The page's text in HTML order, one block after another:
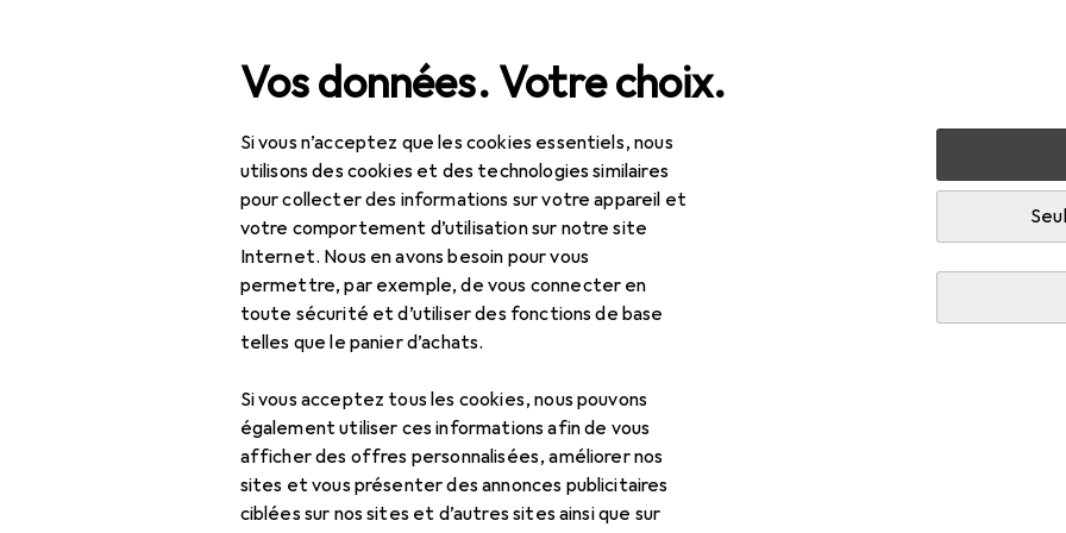
Vos données. Votre choix.
Si vous n’acceptez que les cookies essentiels, nous
utilisons des cookies et des technologies similaires
pour collecter des informations sur votre appareil et
votre comportement d’utilisation sur notre site
Internet. Nous en avons besoin pour vous
permettre, par exemple, de vous connecter en
toute sécurité et d’utiliser des fonctions de base
telles que le panier d’achats.
Si vous acceptez tous les cookies, nous pouvons
également utiliser ces informations afin de vous
afficher des offres personnalisées, améliorer nos
sites et vous présenter des annonces publicitaires
ciblées sur nos sites et d’autres sites ainsi que sur
Recherche
Tout l'assortiment IT + multimédia Composants PC ASUS